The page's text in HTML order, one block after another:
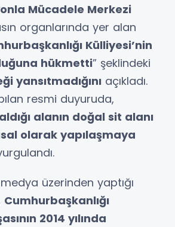
Mücadele Merkezi
organlarında yer alan
Külliyesi’nin
hükmetti” şeklindeki
yansıtmadığını açıkladı.
resmi duyuruda,
alanın doğal sit alanı
olarak yapılaşmaya
üzerinden yaptığı
Cumhurbaşkanlığı
2014 yılında